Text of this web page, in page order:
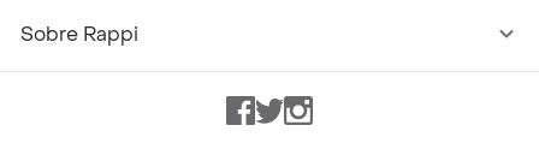
Sobre Rappi
Facebook
TwitterInstagram